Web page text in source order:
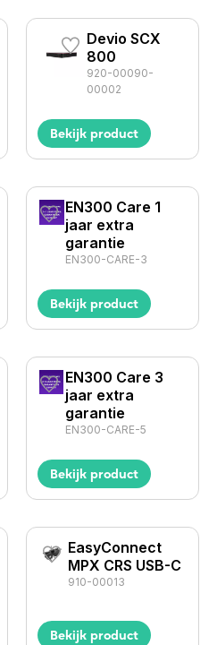
Devio SCX
800
920-00090-
00002
Bekijk product
EN300 Care 1
jaar extra
garantie
EN300-CARE-3
Bekijk product
EN300 Care 3
jaar extra
garantie
EN300-CARE-5
Bekijk product
EasyConnect
MPX CRS USB-C
910-00013
Bekijk product